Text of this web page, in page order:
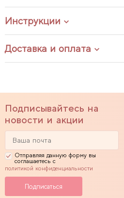
Инструкции
Доставка и оплата
Подписывайтесь на
новости и акции
Отправляя данную форму вы
соглашаетесь с
политикой конфиденциальности